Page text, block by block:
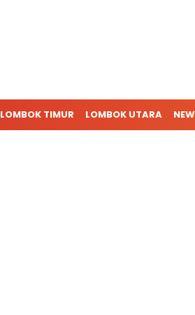
LOMBOK TIMUR LOMBOK UTARA